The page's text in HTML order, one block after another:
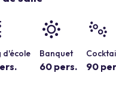
d'école Banquet
60 pers. 90